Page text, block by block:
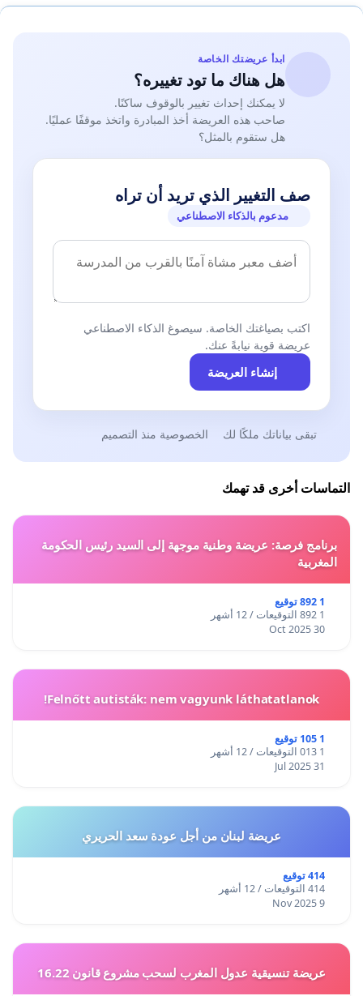
ابدأ عريضتك الخاصة
هل هناك ما تود تغييره؟
لا يمكنك إحداث تغيير بالوقوف ساكنًا.
صاحب هذه العريضة أخذ المبادرة واتخذ موقفًا عمليًا.
هل ستقوم بالمثل؟
صف التغيير الذي تريد أن تراه
مدعوم بالذكاء الاصطناعي
اكتب بصياغتك الخاصة. سيصوغ الذكاء الاصطناعي
عريضة قوية نيابةً عنك.
إنشاء العريضة
تبقى بياناتك ملكًا لك الخصوصية منذ التصميم
التماسات أخرى قد تهمك
برنامج فرصة: عريضة وطنية موجهة إلى السيد رئيس الحكومة
المغربية
1 892 توقيع
1 892 التوقيعات / 12 أشهر
30 Oct 2025
Felnőtt autisták: nem vagyunk láthatatlanok!
1 105 توقيع
1 013 التوقيعات / 12 أشهر
31 Jul 2025
عريضة لبنان من أجل عودة سعد الحريري
414 توقيع
414 التوقيعات / 12 أشهر
9 Nov 2025
عريضة تنسيقية عدول المغرب لسحب مشروع قانون 16.22